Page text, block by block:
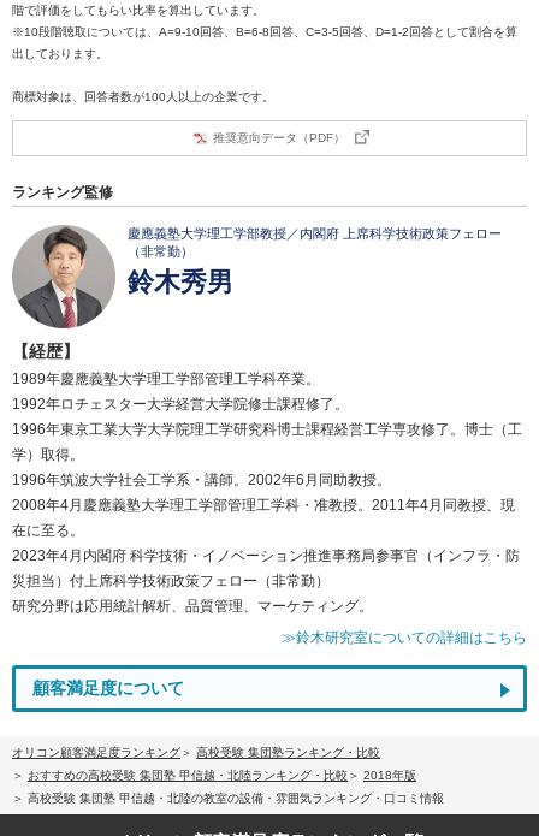
階で評価をしてもらい比率を算出しています。
※10段階聴取については、A=9-10回答、B=6-8回答、C=3-5回答、D=1-2回答として割合を算
出しております。
商標対象は、回答者数が100人以上の企業です。
推奨意向データ（PDF）
ランキング監修
慶應義塾大学理工学部教授／内閣府 上席科学技術政策フェロー
（非常勤）
鈴木秀男
【経歴】
1989年慶應義塾大学理工学部管理工学科卒業。
1992年ロチェスター大学経営大学院修士課程修了。
1996年東京工業大学大学院理工学研究科博士課程経営工学専攻修了。博士（工
学）取得。
1996年筑波大学社会工学系・講師。2002年6月同助教授。
2008年4月慶應義塾大学理工学部管理工学科・准教授。2011年4月同教授、現
在に至る。
2023年4月内閣府 科学技術・イノベーション推進事務局参事官（インフラ・防
災担当）付上席科学技術政策フェロー（非常勤）
研究分野は応用統計解析、品質管理、マーケティング。
≫鈴木研究室についての詳細はこちら
顧客満足度について
オリコン顧客満足度ランキング
高校受験 集団塾ランキング・比較
おすすめの高校受験 集団塾 甲信越・北陸ランキング・比較
2018年版
高校受験 集団塾 甲信越・北陸の教室の設備・雰囲気ランキング・口コミ情報